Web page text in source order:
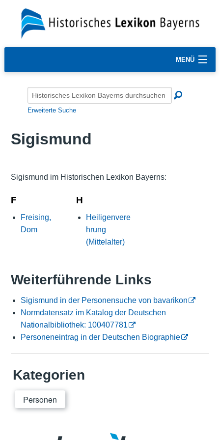
MENÜ
Erweiterte Suche
Sigismund
Sigismund im Historischen Lexikon Bayerns:
F
Freising,
Dom
H
Heiligenvere
hrung
(Mittelalter)
Weiterführende Links
Sigismund in der Personensuche von bavarikon
Normdatensatz im Katalog der Deutschen
Nationalbibliothek: 100407781
Personeneintrag in der Deutschen Biographie
Kategorien
Personen